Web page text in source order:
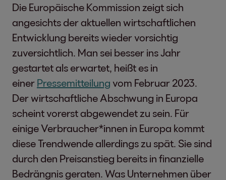
Die Europäische Kommission zeigt sich
angesichts der aktuellen wirtschaftlichen
Entwicklung bereits wieder vorsichtig
zuversichtlich. Man sei besser ins Jahr
gestartet als erwartet, heißt es in
einer Pressemitteilung vom Februar 2023.
Der wirtschaftliche Abschwung in Europa
scheint vorerst abgewendet zu sein. Für
einige Verbraucher*innen in Europa kommt
diese Trendwende allerdings zu spät. Sie sind
durch den Preisanstieg bereits in finanzielle
Bedrängnis geraten. Was Unternehmen über